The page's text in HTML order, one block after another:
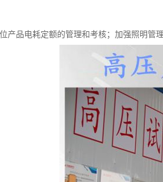
产品电耗定额的管理和考核；加强照明管